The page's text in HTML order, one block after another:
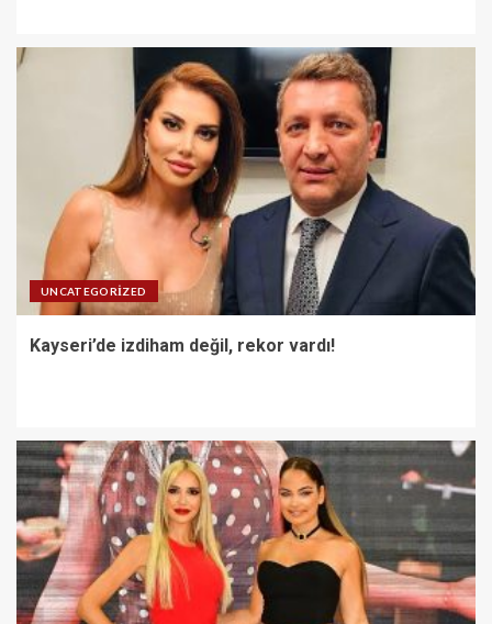
UNCATEGORIZED
Kayseri’de izdiham değil, rekor vardı!